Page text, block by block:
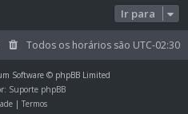
Ir para
Todos os horários são UTC-02:30
Software © phpBB Limited
Suporte phpBB
| Termos